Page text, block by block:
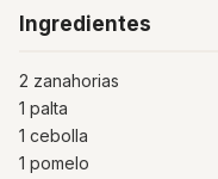
Ingredientes
2 zanahorias
1 palta
1 cebolla
1 pomelo